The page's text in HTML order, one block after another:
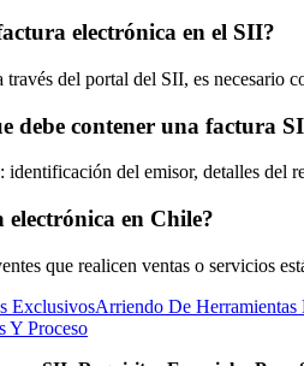
electrónica en el SII?
través del portal del SII, es necesario
debe contener una factura
del emisor, detalles del
en Chile?
que realicen ventas o servicios
ExclusivosArriendo De
Y Proceso